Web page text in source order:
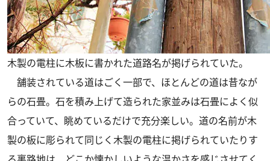
木製の電柱に木板に書かれた道路名が掲げられていた。
舗装されている道はごく一部で、ほとんどの道は昔なが
らの石畳。石を積み上げて造られた家並みは石畳によく似
合っていて、眺めているだけで充分楽しい。道の名前が木
製の板に彫られて同じく木製の電柱に掲げられていたりす